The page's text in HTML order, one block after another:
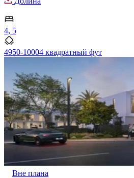
4, 5
4950-10004 квадратный фут
Вне плана